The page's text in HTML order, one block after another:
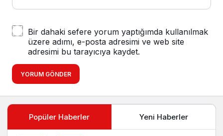
Bir dahaki sefere yorum yaptığımda kullanılmak
üzere adımı, e-posta adresimi ve web site
adresimi bu tarayıcıya kaydet.
YORUM GÖNDER
Popüler Haberler Yeni Haberler